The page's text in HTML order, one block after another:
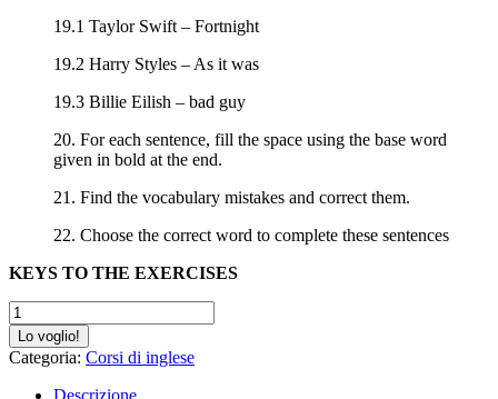
19.1 Taylor Swift – Fortnight
19.2 Harry Styles – As it was
19.3 Billie Eilish – bad guy
20. For each sentence, fill the space using the base word
given in bold at the end.
21. Find the vocabulary mistakes and correct them.
22. Choose the correct word to complete these sentences
KEYS TO THE EXERCISES
Non-
libro
di
grammatica
inglese
Lo voglio!
Categoria: Corsi di inglese